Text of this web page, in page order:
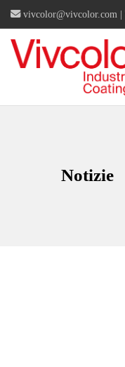
vivcolor@vivcolor.com |
Notizie